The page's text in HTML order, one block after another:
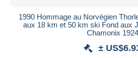
1990 Hommage au Norvégien
aux 18 km et 50 km ski Fond aux
Chamonix 1924
±